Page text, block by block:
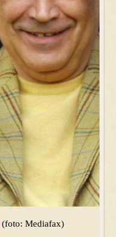
(foto: Mediafax)